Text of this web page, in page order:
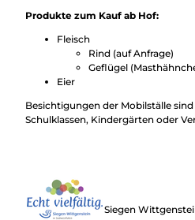
Produkte zum Kauf ab Hof:
Fleisch
Rind (auf Anfrage)
Geflügel
Eier
Besichtigungen der Mobilställe
Schulklassen, Kindergärten oder
Siegen